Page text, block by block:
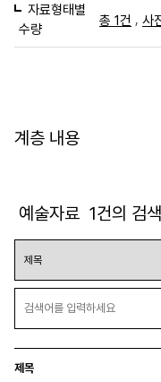
자료형태별
수량
총 1건 , 사
계층 내용
예술자료 1건의 검
제목